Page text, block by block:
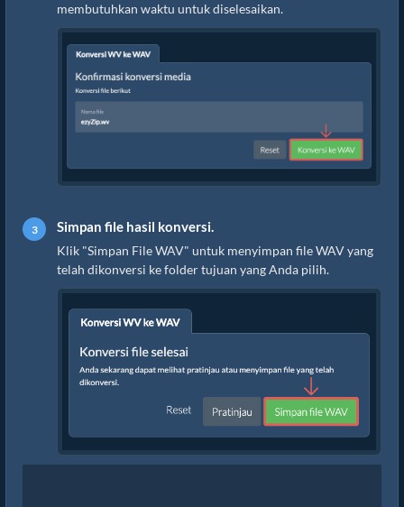
membutuhkan waktu untuk diselesaikan.
Simpan file hasil konversi.
Klik "Simpan File WAV" untuk menyimpan file WAV yang
telah dikonversi ke folder tujuan yang Anda pilih.